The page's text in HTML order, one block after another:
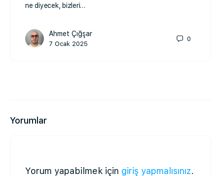
ne diyecek, bizleri…
Ahmet Çığşar
7 Ocak 2025
0
Yorumlar
Yorum yapabilmek için giriş yapmalısınız.